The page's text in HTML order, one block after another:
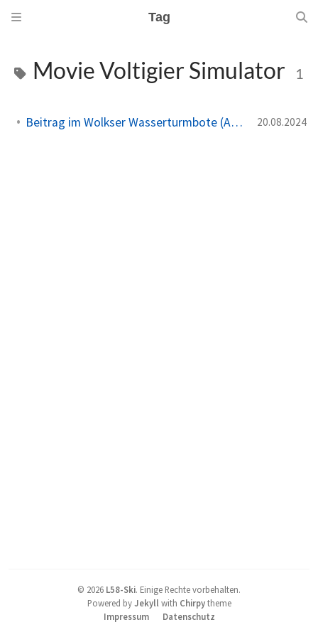
Tag
Movie Voltigier Simulator 1
Beitrag im Wolkser Wasserturmbote (Ausgabe 2024/09) 20.08.2024
© 2026 L58-Ski. Einige Rechte vorbehalten.
Powered byJekyll with Chirpytheme
Impressum
Datenschutz